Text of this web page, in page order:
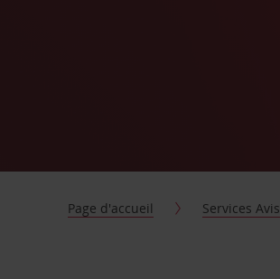
Page d'accueil Services Avis